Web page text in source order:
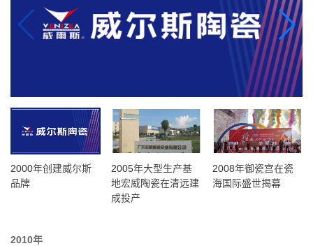
2000年创建威尔斯
品牌
2005年大型生产基
地宏威陶瓷在清远建
成投产
2008年御瓷宫在瓷
海国际盛世揭幕
2010年